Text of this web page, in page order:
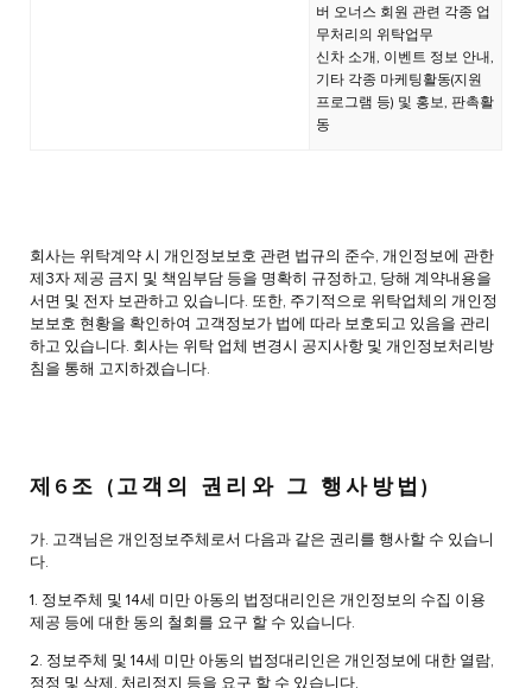
버 오너스 회원 관련 각종 업
무처리의 위탁업무
신차 소개, 이벤트 정보 안내,
기타 각종 마케팅활동(지원
프로그램 등) 및 홍보, 판촉활
동
회사는 위탁계약 시 개인정보보호 관련 법규의 준수, 개인정보에 관한
제3자 제공 금지 및 책임부담 등을 명확히 규정하고, 당해 계약내용을
서면 및 전자 보관하고 있습니다. 또한, 주기적으로 위탁업체의 개인정
보보호 현황을 확인하여 고객정보가 법에 따라 보호되고 있음을 관리
하고 있습니다. 회사는 위탁 업체 변경시 공지사항 및 개인정보처리방
침을 통해 고지하겠습니다.
제6조 (고객의 권리와 그 행사방법)
가. 고객님은 개인정보주체로서 다음과 같은 권리를 행사할 수 있습니
다.
1. 정보주체 및 14세 미만 아동의 법정대리인은 개인정보의 수집 이용
제공 등에 대한 동의 철회를 요구 할 수 있습니다.
2. 정보주체 및 14세 미만 아동의 법정대리인은 개인정보에 대한 열람,
정정 및 삭제, 처리정지 등을 요구 할 수 있습니다.